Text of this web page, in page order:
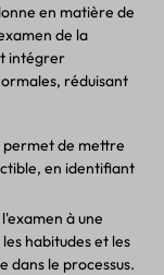
en matière de
de la
intégrer
réduisant
de mettre
en identifiant
à une
habitudes et les
dans le processus.